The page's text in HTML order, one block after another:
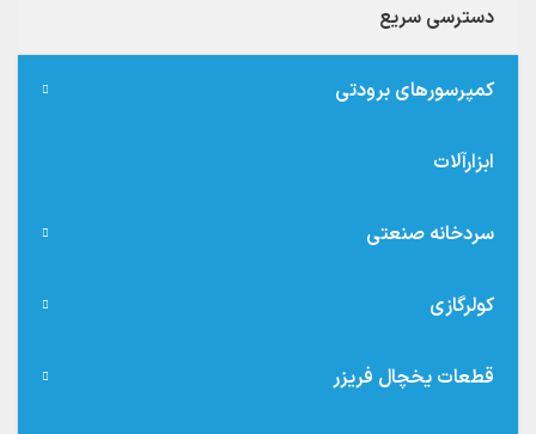
دسترسی سریع
کمپرسورهای برودتی
ابزارآلات
سردخانه صنعتی
کولرگازی
قطعات یخچال فریزر